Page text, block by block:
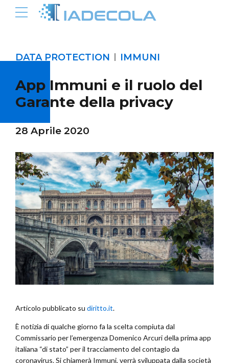
DATA PROTECTION IMMUNI
App Immuni e il ruolo del
Garante della privacy
28 Aprile 2020
Articolo pubblicato su diritto.it.
È notizia di qualche giorno fa la scelta compiuta dal
Commissario per l’emergenza Domenico Arcuri della prima app
italiana “di stato” per il tracciamento del contagio da
coronavirus. Si chiamerà Immuni, verrà sviluppata dalla società